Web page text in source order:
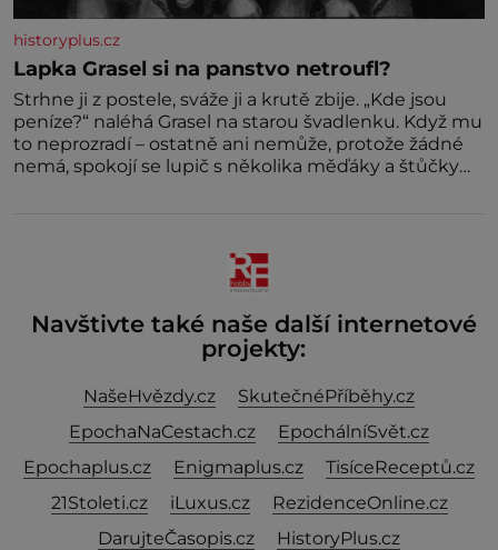
historyplus.cz
Lapka Grasel si na panstvo netroufl?
Strhne ji z postele, sváže ji a krutě zbije. „Kde jsou
peníze?“ naléhá Grasel na starou švadlenku. Když mu
to neprozradí – ostatně ani nemůže, protože žádné
nemá, spokojí se lupič s několika měďáky a štůčky
Navštivte také naše další internetové
projekty:
NašeHvězdy.cz
SkutečnéPříběhy.cz
EpochaNaCestach.cz
EpochálníSvět.cz
Epochaplus.cz
Enigmaplus.cz
TisíceReceptů.cz
21Stoleti.cz
iLuxus.cz
RezidenceOnline.cz
DarujteČasopis.cz
HistoryPlus.cz